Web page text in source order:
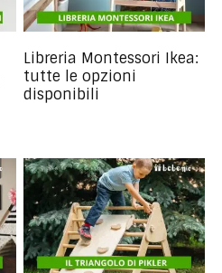
Libreria Montessori Ikea:
tutte le opzioni
disponibili